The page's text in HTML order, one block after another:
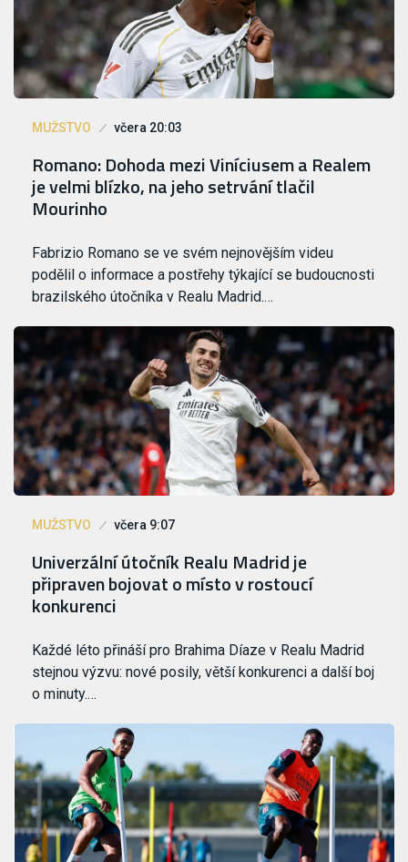
MUŽSTVO včera 20:03
Romano: Dohoda mezi Viníciusem a Realem
je velmi blízko, na jeho setrvání tlačil
Mourinho
Fabrizio Romano se ve svém nejnovějším videu
podělil o informace a postřehy týkající se budoucnosti
brazilského útočníka v Realu Madrid.…
MUŽSTVO včera 9:07
Univerzální útočník Realu Madrid je
připraven bojovat o místo v rostoucí
konkurenci
Každé léto přináší pro Brahima Díaze v Realu Madrid
stejnou výzvu: nové posily, větší konkurenci a další boj
o minuty.…